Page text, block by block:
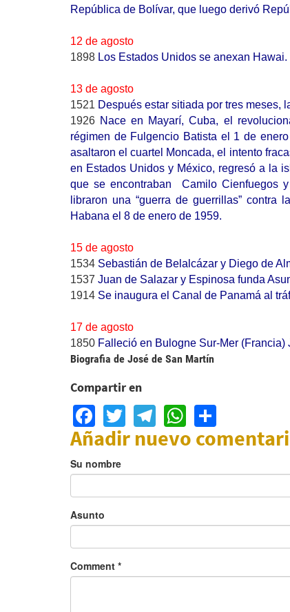
República de Bolívar, que luego derivó
12 de agosto
1898 Los Estados Unidos se anexan Hawai.
13 de agosto
1521 Después estar sitiada por tres meses,
1926 Nace en Mayarí, Cuba, el
régimen de Fulgencio Batista el 1 de
asaltaron el cuartel Moncada, el intento
en Estados Unidos y México, regresó a la
que se encontraban
Camilo Cienfuegos y
libraron una “guerra de guerrillas”
Habana el 8 de enero de 1959.
15 de agosto
1534 Sebastián de Belalcázar y Diego de
1537 Juan de Salazar y Espinosa funda
1914 Se inaugura el Canal de Panamá al
17 de agosto
1850 Falleció en Bulogne Sur-Mer
Biografia de José de San Martín
Compartir en
Facebook
TwitterTelegram
WhatsApp
Añadir nuevo
Su nombre
Asunto
Comment *